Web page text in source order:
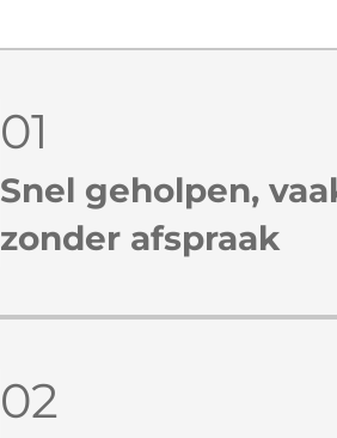
01
Snel geholpen,
zonder afspraak
02